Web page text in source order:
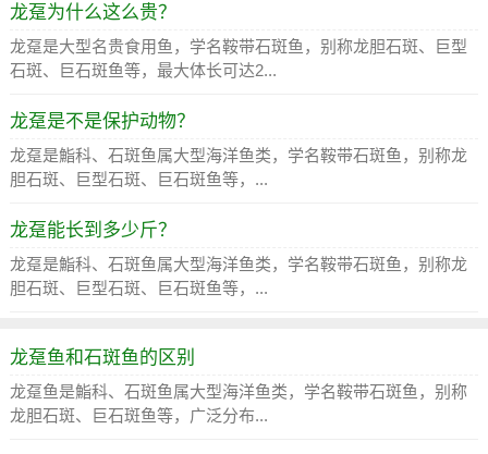
龙趸为什么这么贵？
龙趸是大型名贵食用鱼，学名鞍带石斑鱼，别称龙胆石斑、巨型
石斑、巨石斑鱼等，最大体长可达2...
龙趸是不是保护动物？
龙趸是鮨科、石斑鱼属大型海洋鱼类，学名鞍带石斑鱼，别称龙
胆石斑、巨型石斑、巨石斑鱼等，...
龙趸能长到多少斤？
龙趸是鮨科、石斑鱼属大型海洋鱼类，学名鞍带石斑鱼，别称龙
胆石斑、巨型石斑、巨石斑鱼等，...
龙趸鱼和石斑鱼的区别
龙趸鱼是鮨科、石斑鱼属大型海洋鱼类，学名鞍带石斑鱼，别称
龙胆石斑、巨石斑鱼等，广泛分布...